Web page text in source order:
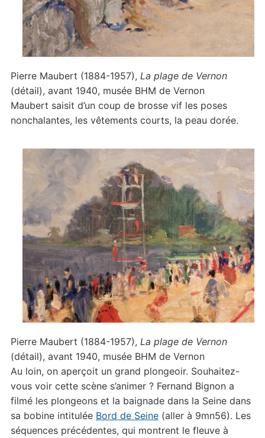
Pierre Maubert (1884-1957), La plage de Vernon
(détail), avant 1940, musée BHM de Vernon
Maubert saisit d’un coup de brosse vif les poses
nonchalantes, les vêtements courts, la peau dorée.
Pierre Maubert (1884-1957), La plage de Vernon
(détail), avant 1940, musée BHM de Vernon
Au loin, on aperçoit un grand plongeoir. Souhaitez-
vous voir cette scène s’animer ? Fernand Bignon a
filmé les plongeons et la baignade dans la Seine dans
sa bobine intitulée Bord de Seine(aller à 9mn56). Les
séquences précédentes, qui montrent le fleuve à